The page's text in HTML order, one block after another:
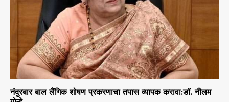
नंदुरबार बाल लैंगिक शोषण प्रकरणाचा तपास व्यापक करावा:डॉ. नीलम